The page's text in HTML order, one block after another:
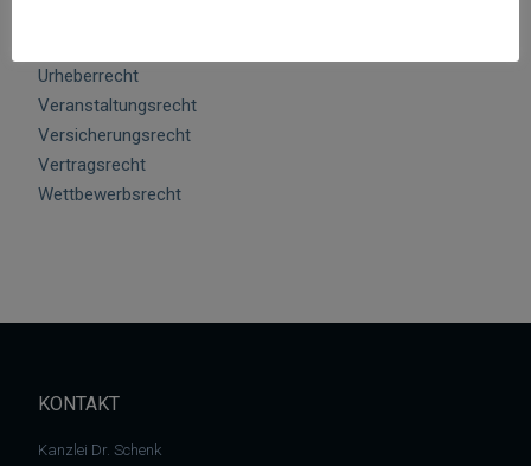
Urheberrecht
Veranstaltungsrecht
Versicherungsrecht
Vertragsrecht
Wettbewerbsrecht
KONTAKT
Kanzlei Dr. Schenk